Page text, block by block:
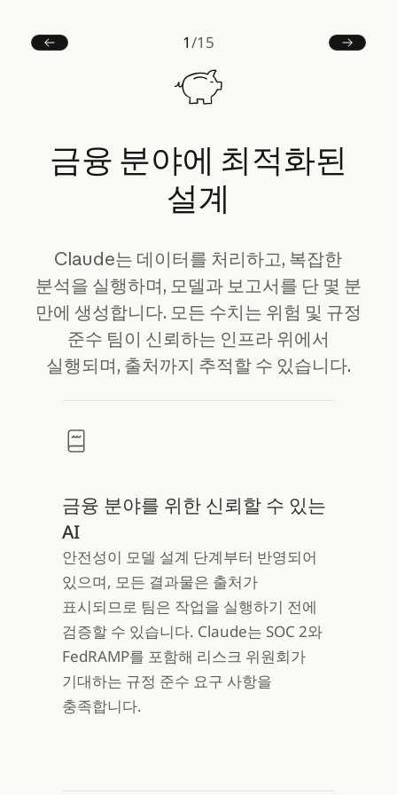
이전
1/15
다음
금융 분야에 최적화된
설계
Claude는 데이터를 처리하고, 복잡한
분석을 실행하며, 모델과 보고서를 단 몇 분
만에 생성합니다. 모든 수치는 위험 및 규정
준수 팀이 신뢰하는 인프라 위에서
실행되며, 출처까지 추적할 수 있습니다.
금융 분야를 위한 신뢰할 수 있는
AI
안전성이 모델 설계 단계부터 반영되어
있으며, 모든 결과물은 출처가
표시되므로 팀은 작업을 실행하기 전에
검증할 수 있습니다. Claude는 SOC 2와
FedRAMP를 포함해 리스크 위원회가
기대하는 규정 준수 요구 사항을
충족합니다.